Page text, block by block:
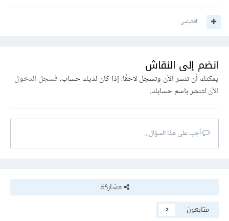
اقتباس
انضم إلى النقاش
يمكنك أن تنشر الآن وتسجل لاحقًا. إذا كان لديك حساب،فسجل الدخول
الآنلتنشر باسم حسابك.
أجب على هذا السؤال...
مشاركة
متابعون
2